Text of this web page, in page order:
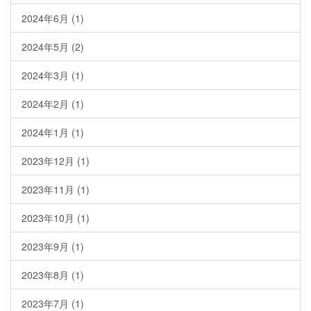
2024年6月 (1)
2024年5月 (2)
2024年3月 (1)
2024年2月 (1)
2024年1月 (1)
2023年12月 (1)
2023年11月 (1)
2023年10月 (1)
2023年9月 (1)
2023年8月 (1)
2023年7月 (1)